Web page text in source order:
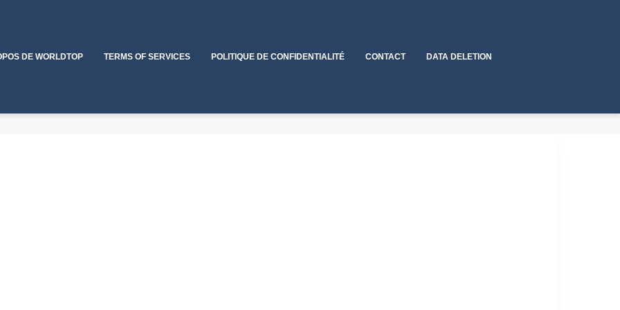
DE WORLDTOP TERMS OF SERVICES POLITIQUE DE CONFIDENTIALITÉ CONTACT DATA DELETION